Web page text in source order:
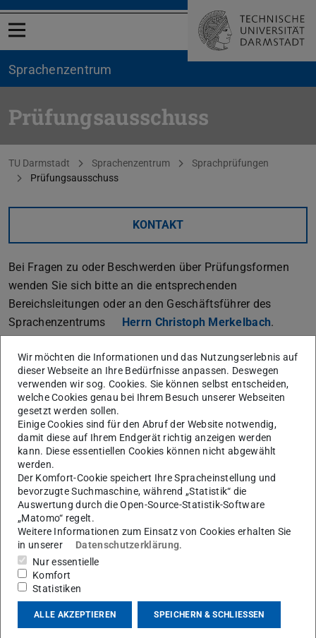
Menü öffnen
Sprachenzentrum
Prüfungsausschuss
Sie befinden sich hier:
TU Darmstadt Sprachenzentrum
Sprachprüfungen
Prüfungsausschuss
KONTAKT
Bei Fragen zu oder Beschwerden über Prüfungsformen
wenden Sie sich bitte an die entsprechenden
Bereichsleitungen oder an den Geschäftsführer des
Sprachenzentrums
Herrn Christoph Merkelbach.
Beschwerde- und Verbesserungsmanagement der TU
Darmstadt wenden.
Prüfungsausschuss des
Sprachenzentrums
Vorsitzender: Dr. Christoph Merkelbach
Mitglieder:
Dr. Sandra Sulzer
(Bereichsleitung Deutsch als Fremdsprache,
UNIcert®)
Dr. rer. medic. Xuanhe Lu
(Bereichsleitung Ostasiatische Sprachen)
Wir möchten die Informationen und das Nutzungserlebnis auf
dieser Webseite an Ihre Bedürfnisse anpassen. Deswegen
verwenden wir sog. Cookies. Sie können selbst entscheiden,
welche Cookies genau bei Ihrem Besuch unserer Webseiten
gesetzt werden sollen.
Einige Cookies sind für den Abruf der Website notwendig,
damit diese auf Ihrem Endgerät richtig anzeigen werden
kann. Diese essentiellen Cookies können nicht abgewählt
werden.
Der Komfort-Cookie speichert Ihre Spracheinstellung und
bevorzugte Suchmaschine, während „Statistik“ die
Auswertung durch die Open-Source-Statistik-Software
„Matomo“ regelt.
Weitere Informationen zum Einsatz von Cookies erhalten Sie
in unserer
Datenschutzerklärung.
Nur essentielle
Komfort
Statistiken
ALLE AKZEPTIEREN SPEICHERN & SCHLIESSEN